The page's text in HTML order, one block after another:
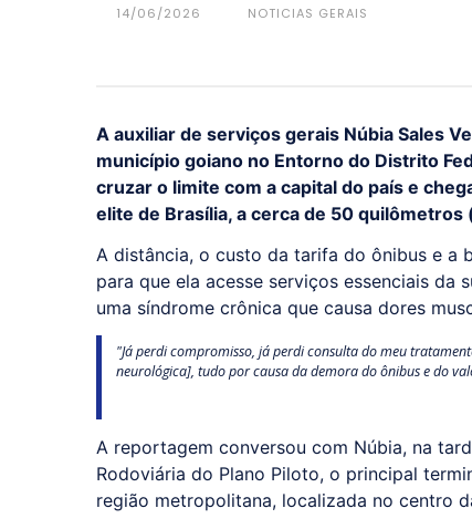
14/06/2026 NOTICIAS GERAIS
A auxiliar de serviços gerais Núbia Sales
município goiano no Entorno do Distrito
cruzar o limite com a capital do país e
elite de Brasília, a cerca de 50 quilômetros
A distância, o custo da tarifa do ônibus e a
para que ela acesse serviços essenciais
uma síndrome crônica que causa dores
"Já perdi compromisso, já perdi consulta do meu
neurológica], tudo por causa da demora do ônibus e do
A reportagem conversou com Núbia, na
Rodoviária do Plano Piloto, o principal
região metropolitana, localizada no centro